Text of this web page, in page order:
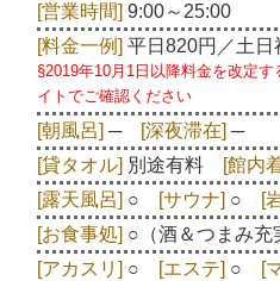
[営業時間] 9:00～25:00
[料金一例] 平日820円／土日
§2019年10月1日以降料金を改定
イトでご確認ください
[朝風呂] ─ [深夜滞在] ─
[貸タオル] 別途有料 [館内
[露天風呂] ○ [サウナ] ○ [
[お食事処] ○（酒＆つまみ
[アカスリ] ○ [エステ] ○ [